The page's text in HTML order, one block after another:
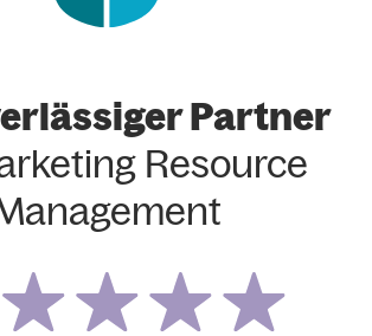
Partner
Resource